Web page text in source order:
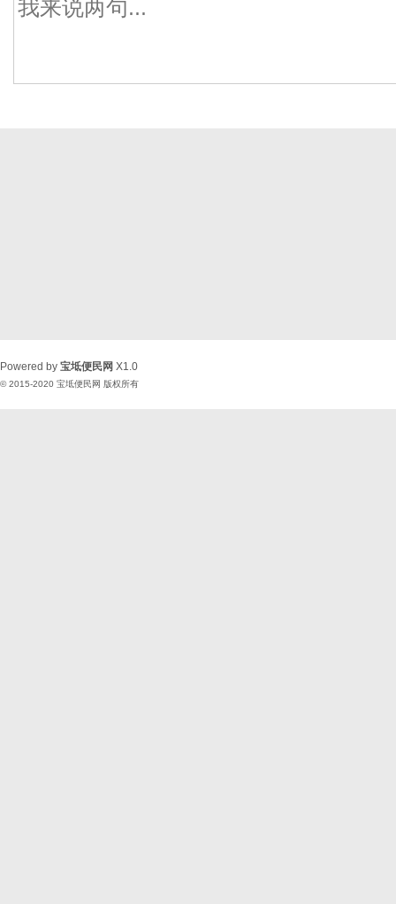
Powered by 宝坻便民网 X1.0
© 2015-2020 宝坻便民网 版权所有